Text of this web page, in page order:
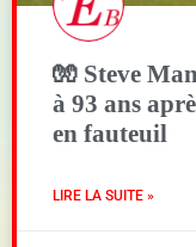
🧤 Steve
à 93 ans
en fauteuil
LIRE LA SUITE »